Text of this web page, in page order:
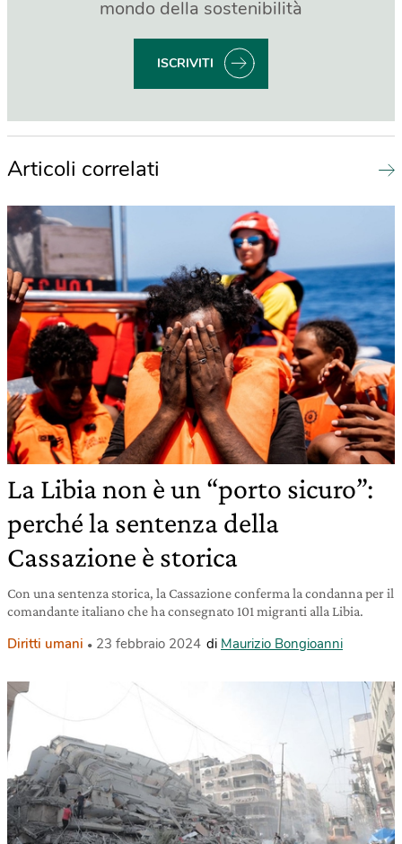
mondo della sostenibilità
ISCRIVITI
Articoli correlati
La Libia non è un “porto sicuro”:
perché la sentenza della
Cassazione è storica
Con una sentenza storica, la Cassazione conferma la condanna per il
comandante italiano che ha consegnato 101 migranti alla Libia.
Diritti umani 23 febbraio 2024 di Maurizio Bongioanni